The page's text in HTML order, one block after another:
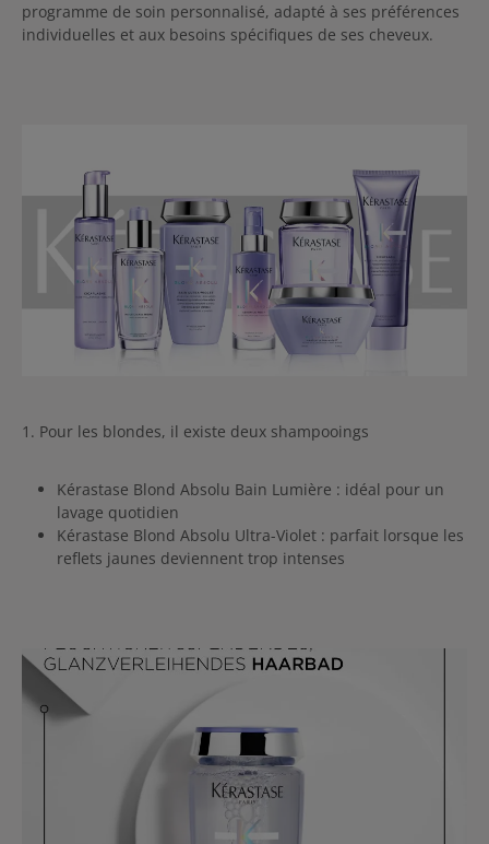
programme de soin personnalisé, adapté à ses préférences
individuelles et aux besoins spécifiques de ses cheveux.
1. Pour les blondes, il existe deux shampooings
Kérastase Blond Absolu Bain Lumière : idéal pour un
lavage quotidien
Kérastase Blond Absolu Ultra-Violet : parfait lorsque les
reflets jaunes deviennent trop intenses